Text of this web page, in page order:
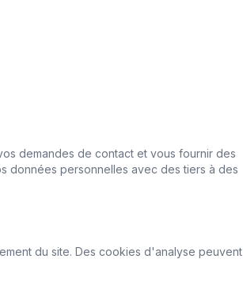
demandes de contact et vous fournir des
données personnelles avec des tiers à des
du site. Des cookies d'analyse peuvent